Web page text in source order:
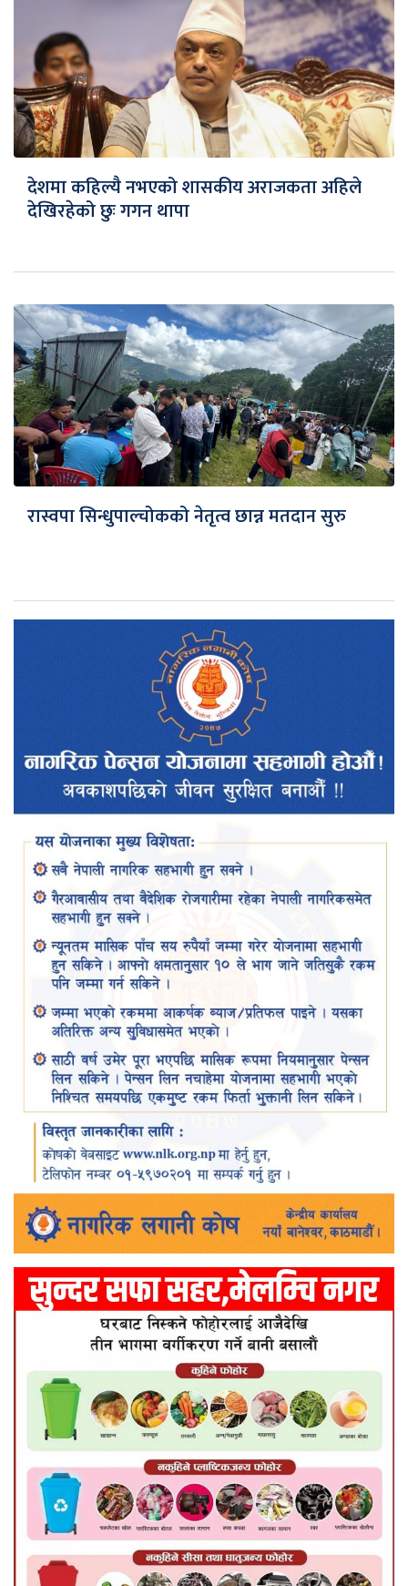
देशमा कहिल्यै नभएको शासकीय अराजकता अहिले
देखिरहेको छुः गगन थापा
रास्वपा सिन्धुपाल्चोकको नेतृत्व छान्न मतदान सुरु